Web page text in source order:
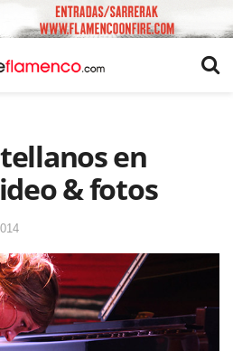
en
& fotos